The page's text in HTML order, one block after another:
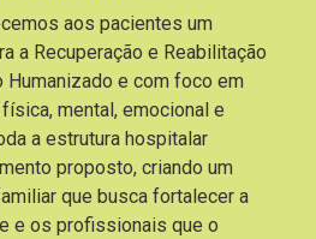
aos pacientes um
a Recuperação e Reabilitação
Humanizado e com foco em
mental, emocional e
a estrutura hospitalar
proposto, criando um
que busca fortalecer a
e os profissionais que o